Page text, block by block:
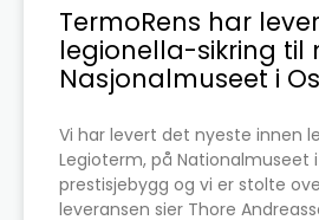
TermoRens har
legionella-sikring til
Nasjonalmuseet i
Vi har levert det nyeste innen
Legioterm, på Nationalmuseet
prestisjebygg og vi er stolte
leveransen sier Thore